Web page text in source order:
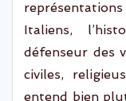
Italiens, l’
défenseur des
civiles,
entend bien